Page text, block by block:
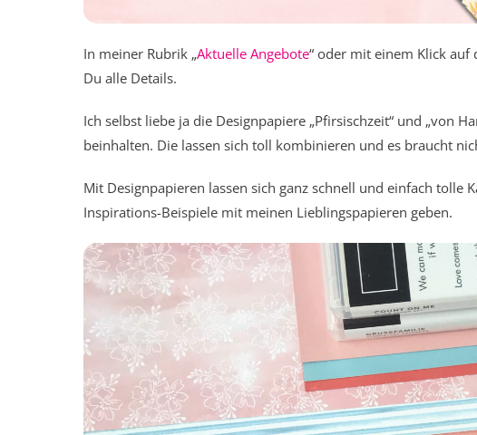
In meiner Rubrik „Aktuelle Angebote“ oder mit einem Klick auf
Du alle Details.
Ich selbst liebe ja die Designpapiere „Pfirsischzeit“ und „von
beinhalten. Die lassen sich toll kombinieren und es braucht
Mit Designpapieren lassen sich ganz schnell und einfach tolle
Inspirations-Beispiele mit meinen Lieblingspapieren geben.